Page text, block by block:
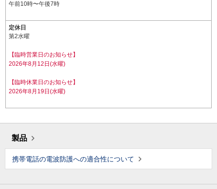
午前10時〜午後7時
定休日
第2水曜
【臨時営業日のお知らせ】
2026年8月12日(水曜)
【臨時休業日のお知らせ】
2026年8月19日(水曜)
製品
携帯電話の電波防護への適合性について